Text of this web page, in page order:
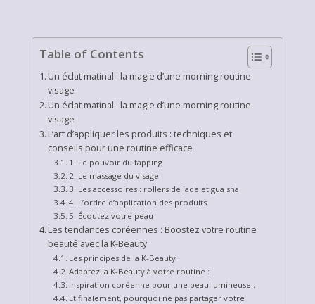
Table of Contents
Un éclat matinal : la magie d’une morning routine
visage
Un éclat matinal : la magie d’une morning routine
visage
L’art d’appliquer les produits : techniques et
conseils pour une routine efficace
1. Le pouvoir du tapping
2. Le massage du visage
3. Les accessoires : rollers de jade et gua sha
4. L’ordre d’application des produits
5. Écoutez votre peau
Les tendances coréennes : Boostez votre routine
beauté avec la K-Beauty
Les principes de la K-Beauty :
Adaptez la K-Beauty à votre routine :
Inspiration coréenne pour une peau lumineuse :
Et finalement, pourquoi ne pas partager votre